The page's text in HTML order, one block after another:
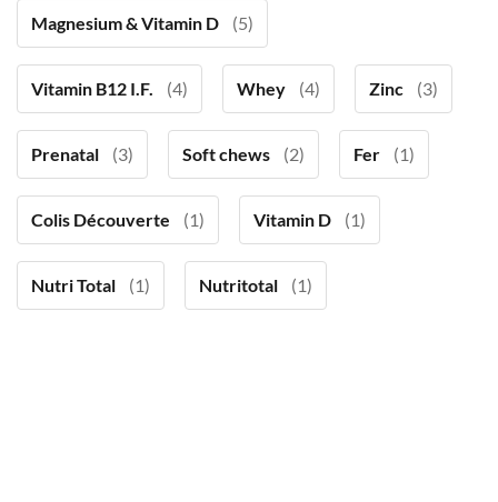
Magnesium & Vitamin D (5)
Vitamin B12 I.F. (4) Whey (4) Zinc (3)
Prenatal (3) Soft chews (2) Fer (1)
Colis Découverte (1) Vitamin D (1)
Nutri Total (1) Nutritotal (1)